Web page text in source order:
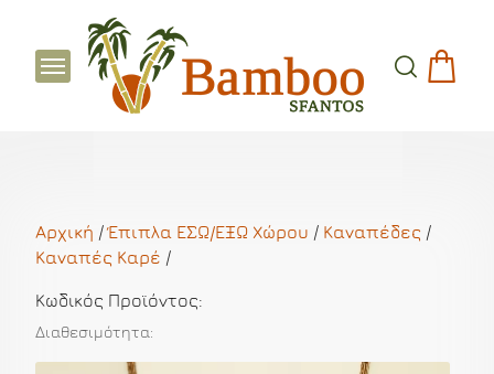
Αρχική /Έπιπλα ΕΣΩ/ΕΞΩ Χώρου / Kαναπέδες /
Καναπές Καρέ /
Κωδικός Προϊόντος:
Διαθεσιμότητα: